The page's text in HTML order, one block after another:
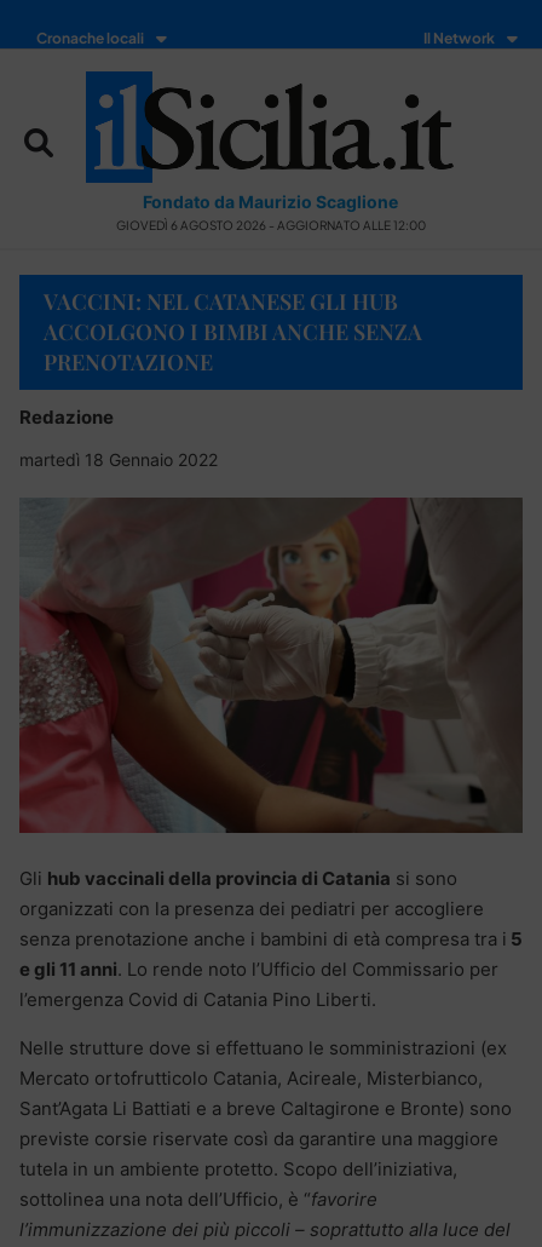
Cronache locali Il Network
Fondato da Maurizio Scaglione
GIOVEDÌ 6 AGOSTO 2026 - AGGIORNATO ALLE 12:00
VACCINI: NEL CATANESE GLI HUB
ACCOLGONO I BIMBI ANCHE SENZA
PRENOTAZIONE
Redazione
martedì 18 Gennaio 2022
Gli hub vaccinali della provincia di Catania si sono
organizzati con la presenza dei pediatri per accogliere
senza prenotazione anche i bambini di età compresa tra i 5
e gli 11 anni. Lo rende noto l’Ufficio del Commissario per
l’emergenza Covid di Catania Pino Liberti.
Nelle strutture dove si effettuano le somministrazioni (ex
Mercato ortofrutticolo Catania, Acireale, Misterbianco,
Sant’Agata Li Battiati e a breve Caltagirone e Bronte) sono
previste corsie riservate così da garantire una maggiore
tutela in un ambiente protetto. Scopo dell’iniziativa,
sottolinea una nota dell’Ufficio, è “favorire
l’immunizzazione dei più piccoli – soprattutto alla luce del